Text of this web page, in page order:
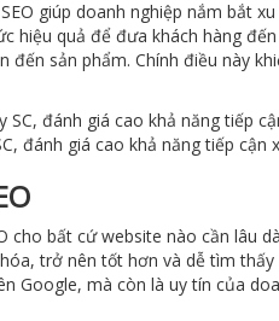
giúp doanh nghiệp nắm bắt
hiệu quả để đưa khách hàng
sản phẩm. Chính điều này
đánh giá cao khả năng tiếp cận
cho bất cứ website nào cần lâu
trở nên tốt hơn và dễ tìm
Google, mà còn là uy tín của